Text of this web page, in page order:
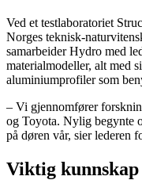
Ved et testlaboratoriet
Norges teknisk-
samarbeider Hydro med
materialmodeller, alt med
aluminiumprofiler som
– Vi gjennomfører
og Toyota. Nylig begynte
på døren vår, sier lederen
Viktig kunnskap